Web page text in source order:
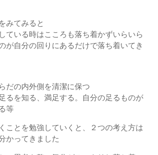
みてみると
ている時はこころも落ち着かずいらいら
が自分の回りにあるだけで落ち着いてき
だの内外側を清潔に保つ
るを知る、満足する。自分の足るものが
等
ことを勉強していくと、２つの考え方は
かってきました